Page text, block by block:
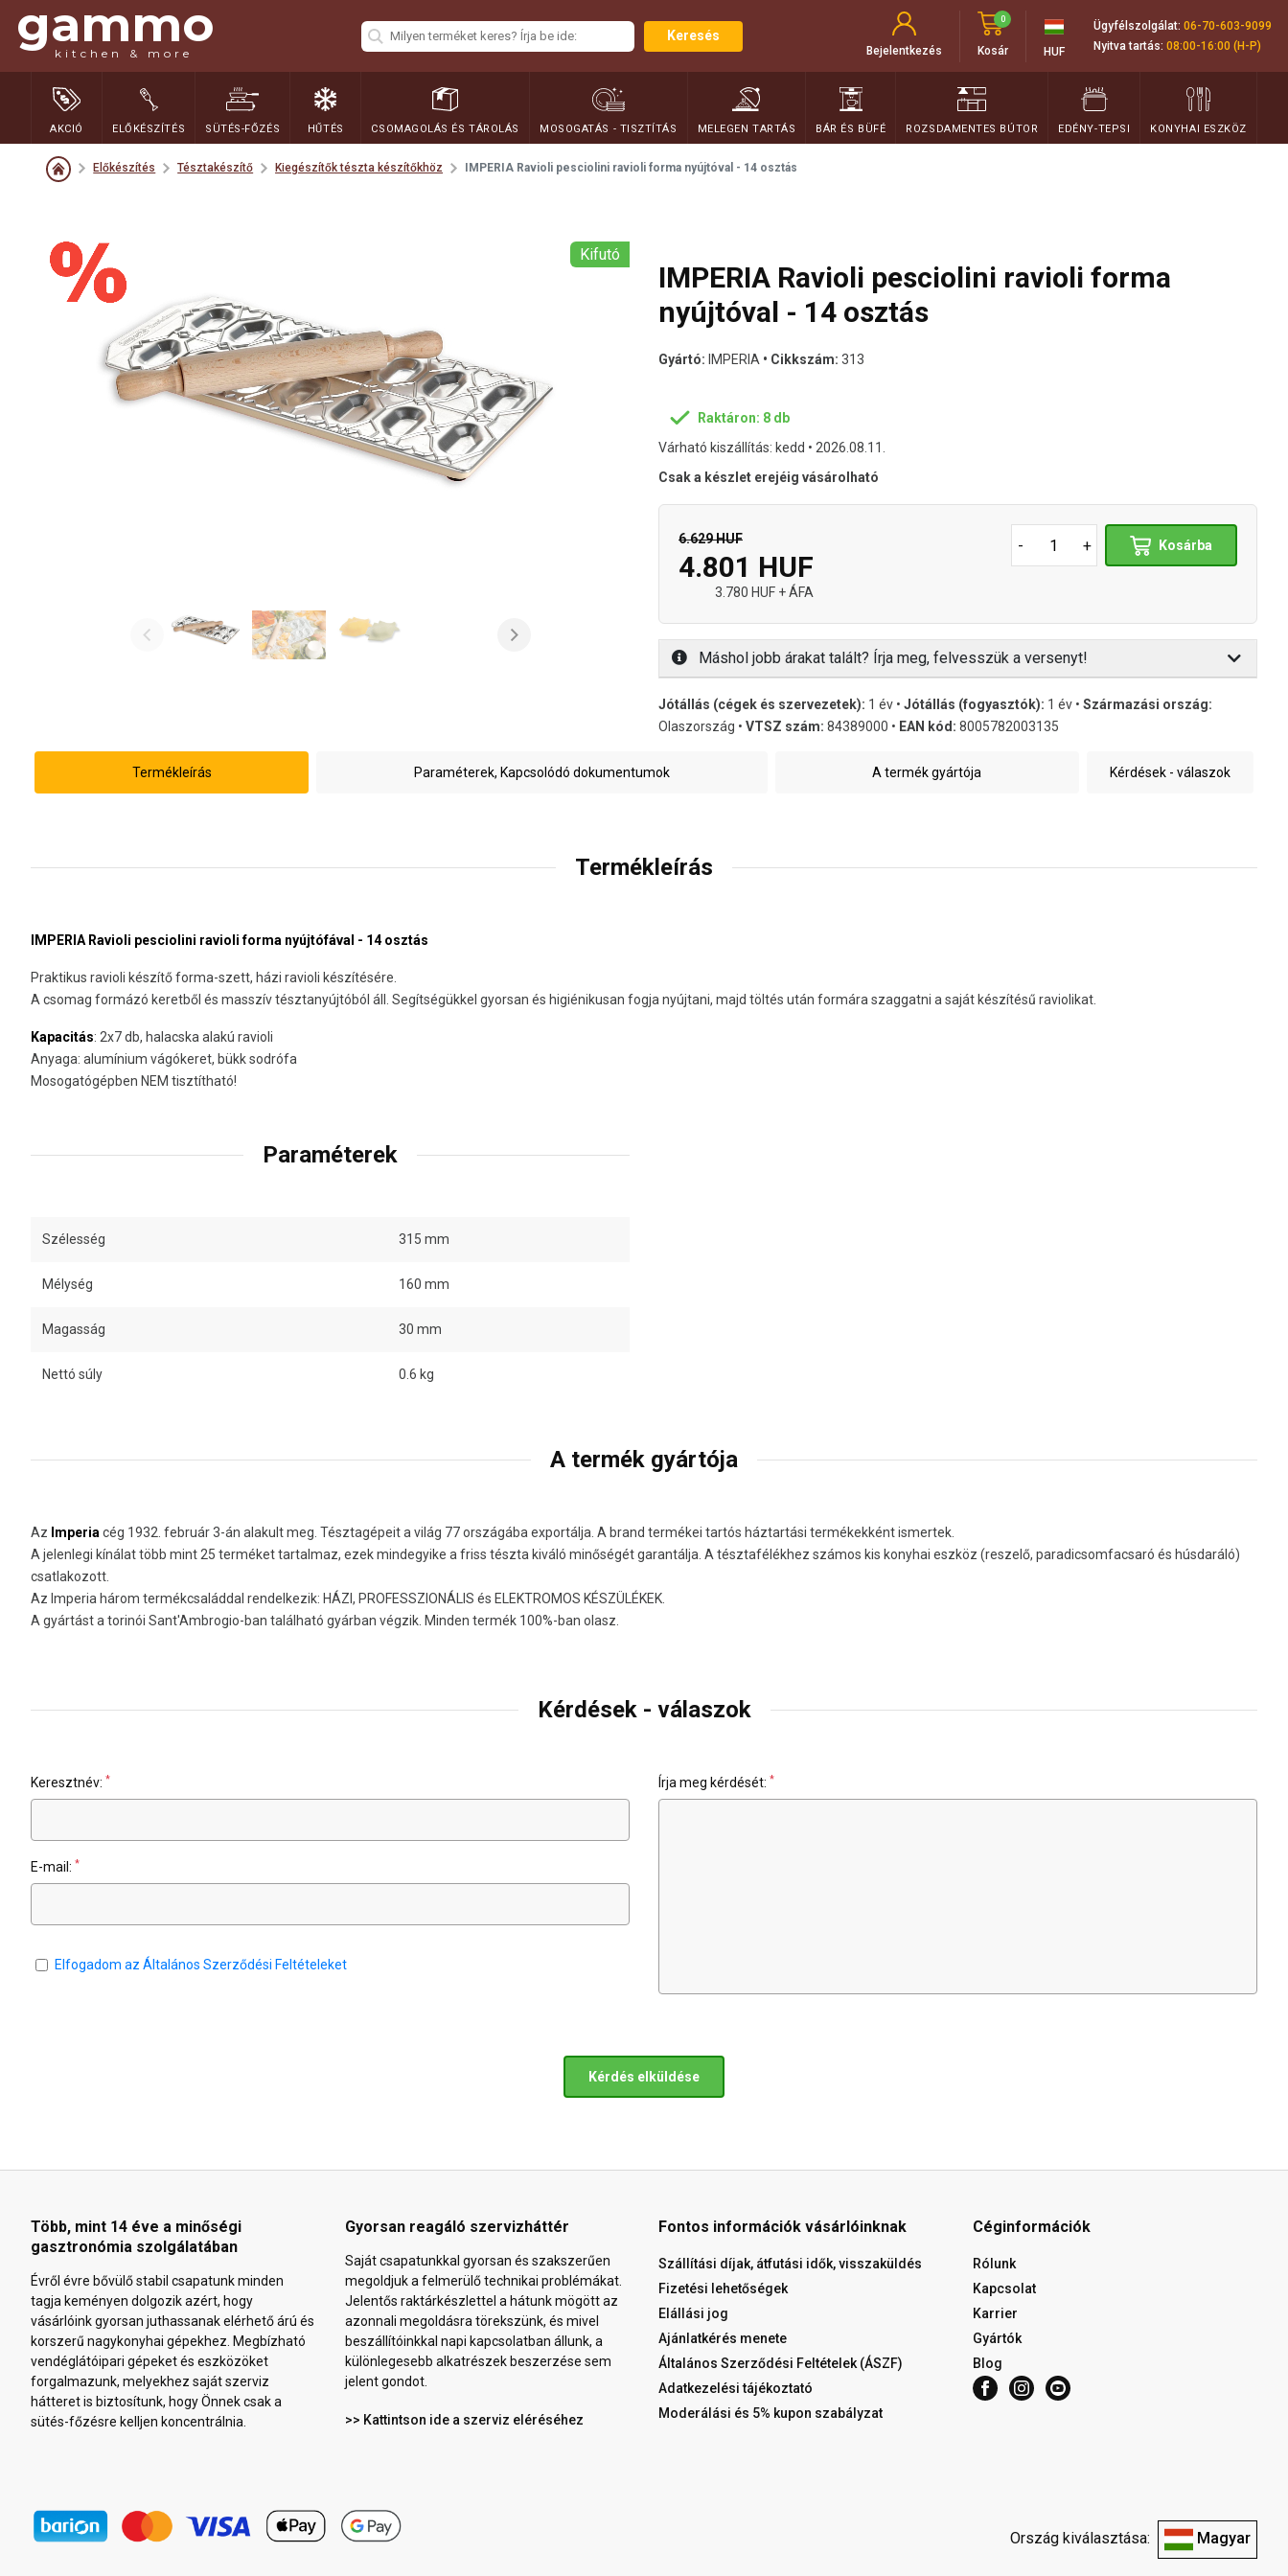
gammo
kitchen & more
Keresés
Bejelentkezés Kosár
0
HUF
Ügyfélszolgálat: 06-70-603-9099
Nyitva tartás: 08:00-16:00 (H-P)
AKCIÓ ELŐKÉSZÍTÉS SÜTÉS-FŐZÉS HŰTÉS CSOMAGOLÁS ÉS TÁROLÁS MOSOGATÁS - TISZTÍTÁS MELEGEN TARTÁS BÁR ÉS BÜFÉ ROZSDAMENTES BÚTOR EDÉNY-TEPSI KONYHAI ESZKÖZ
Előkészítés Tésztakészítő Kiegészítők tészta készítőkhöz IMPERIA Ravioli pesciolini ravioli forma nyújtóval - 14 osztás
Kifutó
IMPERIA Ravioli pesciolini ravioli forma
nyújtóval - 14 osztás
Gyártó: IMPERIA • Cikkszám: 313
Raktáron: 8 db
Várható kiszállítás: kedd • 2026.08.11.
Csak a készlet erejéig vásárolható
6.629 HUF
4.801 HUF
3.780 HUF + ÁFA
- + Kosárba
Máshol jobb árakat talált? Írja meg, felvesszük a versenyt!
Jótállás (cégek és szervezetek): 1 év • Jótállás (fogyasztók): 1 év • Származási ország:
Olaszország • VTSZ szám: 84389000 • EAN kód: 8005782003135
Termékleírás Paraméterek, Kapcsolódó dokumentumok A termék gyártója Kérdések - válaszok
Termékleírás
IMPERIA Ravioli pesciolini ravioli forma nyújtófával - 14 osztás
Praktikus ravioli készítő forma-szett, házi ravioli készítésére.
A csomag formázó keretből és masszív tésztanyújtóból áll. Segítségükkel gyorsan és higiénikusan fogja nyújtani, majd töltés után formára szaggatni a saját készítésű raviolikat.
Kapacitás: 2x7 db, halacska alakú ravioli
Anyaga: alumínium vágókeret, bükk sodrófa
Mosogatógépben NEM tisztítható!
Paraméterek
Szélesség 315 mm
Mélység 160 mm
Magasság 30 mm
Nettó súly 0.6 kg
A termék gyártója
Az Imperiacég 1932. február 3-án alakult meg. Tésztagépeit a világ 77 országába exportálja. A brand termékei tartós háztartási termékekként ismertek.
A jelenlegi kínálat több mint 25 terméket tartalmaz, ezek mindegyike a friss tészta kiváló minőségét garantálja. A tésztafélékhez számos kis konyhai eszköz (reszelő, paradicsomfacsaró és húsdaráló)
csatlakozott.
Az Imperia három termékcsaláddal rendelkezik: HÁZI, PROFESSZIONÁLIS és ELEKTROMOS KÉSZÜLÉKEK.
A gyártást a torinói Sant'Ambrogio-ban található gyárban végzik. Minden termék 100%-ban olasz.
Kérdések - válaszok
Keresztnév: *
E-mail: *
Elfogadom az Általános Szerződési Feltételeket
Írja meg kérdését: *
Kérdés elküldése
Több, mint 14 éve a minőségi
gasztronómia szolgálatában
Évről évre bővülő stabil csapatunk minden
tagja keményen dolgozik azért, hogy
vásárlóink gyorsan juthassanak elérhető árú és
korszerű nagykonyhai gépekhez. Megbízható
vendéglátóipari gépeket és eszközöket
forgalmazunk, melyekhez saját szerviz
hátteret is biztosítunk, hogy Önnek csak a
sütés-főzésre kelljen koncentrálnia.
Gyorsan reagáló szervizháttér
Saját csapatunkkal gyorsan és szakszerűen
megoldjuk a felmerülő technikai problémákat.
Jelentős raktárkészlettel a hátunk mögött az
azonnali megoldásra törekszünk, és mivel
beszállítóinkkal napi kapcsolatban állunk, a
különlegesebb alkatrészek beszerzése sem
jelent gondot.
>> Kattintson ide a szerviz eléréséhez
Fontos információk vásárlóinknak
Szállítási díjak, átfutási idők, visszaküldés
Fizetési lehetőségek
Elállási jog
Ajánlatkérés menete
Általános Szerződési Feltételek (ÁSZF)
Adatkezelési tájékoztató
Moderálási és 5% kupon szabályzat
Céginformációk
Rólunk
Kapcsolat
Karrier
Gyártók
Blog
Ország kiválasztása: Magyar